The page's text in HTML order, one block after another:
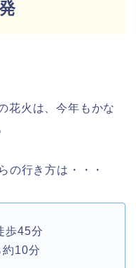
発
花火は、今年もかな
の行き方は・・・
歩45分
約10分